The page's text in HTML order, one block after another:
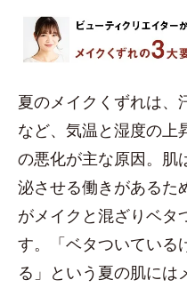
夏のメイクくずれは、
など、気温と湿度の上
の悪化が主な原因。肌
泌させる働きがあるた
がメイクと混ざりベタ
す。「ベタついている
る」という夏の肌には